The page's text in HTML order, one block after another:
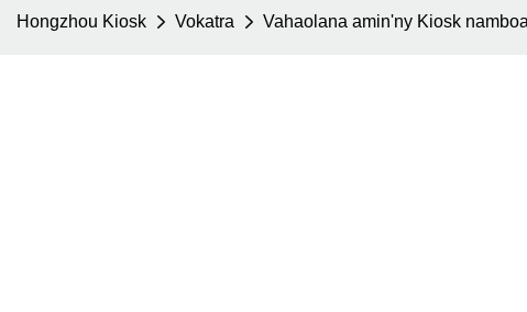
Hongzhou Kiosk Vokatra Vahaolana amin'ny Kiosk